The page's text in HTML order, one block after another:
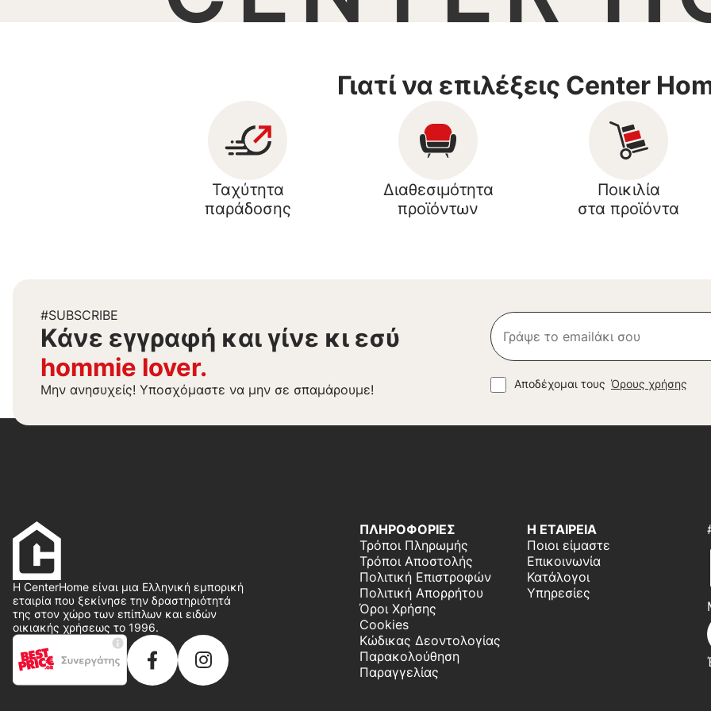
Γιατί να επιλέξεις Center
Ταχύτητα
παράδοσης
Διαθεσιμότητα
προϊόντων
Ποικιλία
στα προϊόντα
#SUBSCRIBE
Kάνε εγγραφή και γίνε κι εσύ
hommie lover.
Μην ανησυχείς! Υποσχόμαστε να μην σε σπαμάρουμε! Αποδέχομαι τους Όρους χρήσης
Η CenterHome είναι μια Ελληνική εμπορική
εταιρία που ξεκίνησε την δραστηριότητά
της στον χώρο των επίπλων και ειδών
οικιακής χρήσεως το 1996.
ΠΛΗΡΟΦΟΡΙΕΣ
Τρόποι Πληρωμής
Τρόποι Αποστολής
Πολιτική Επιστροφών
Πολιτική Απορρήτου
Όροι Χρήσης
Cookies
Κώδικας Δεοντολογίας
Παρακολούθηση
Παραγγελίας
Η ΕΤΑΙΡΕΙΑ
Ποιοι είμαστε
Επικοινωνία
Κατάλογοι
Υπηρεσίες